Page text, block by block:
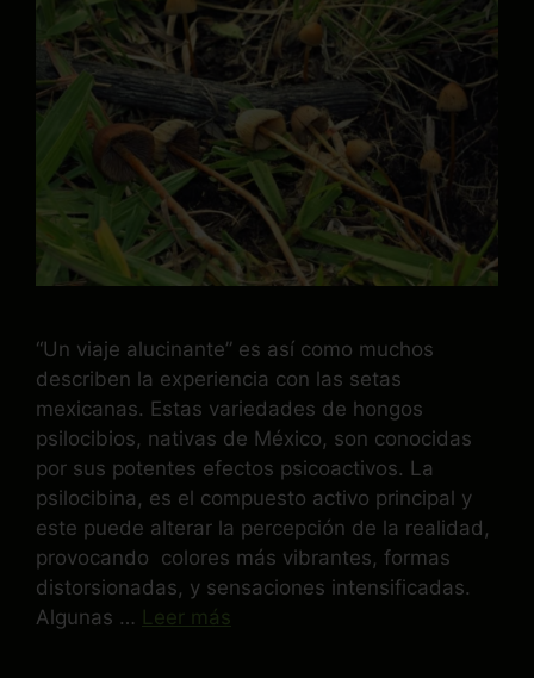
“Un viaje alucinante” es así como muchos
describen la experiencia con las setas
mexicanas. Estas variedades de hongos
psilocibios, nativas de México, son conocidas
por sus potentes efectos psicoactivos. La
psilocibina, es el compuesto activo principal y
este puede alterar la percepción de la realidad,
provocando colores más vibrantes, formas
distorsionadas, y sensaciones intensificadas.
Algunas … Leer más